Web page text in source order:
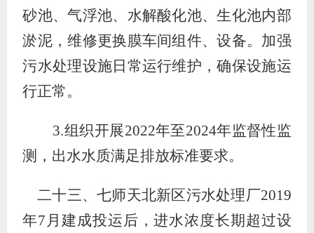
砂池、气浮池、水解酸化池、生化池内部
淤泥，维修更换膜车间组件、设备。 加强
污水处理设施日常运行维护，确保设施运
行正常 。
3.组织开展2022年至2024年监督性监
测， 出水水质满足排放标准要求。
二十三、七师天北新区污水处理厂2019
年7月建成投运后，进水浓度长期超过设